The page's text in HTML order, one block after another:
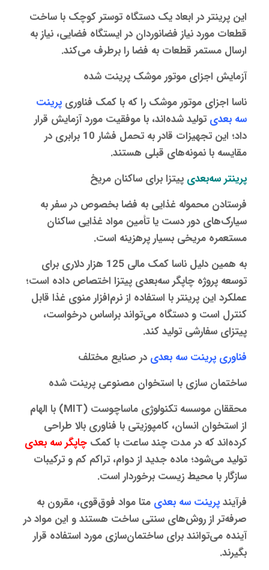
این پرینتر در ابعاد یک دستگاه توستر کوچک با ساخت
قطعات مورد نیاز فضانوردان در ایستگاه فضایی، نیاز به
ارسال مستمر قطعات به فضا را برطرف می‌کند.
آزمایش اجزای موتور موشک پرینت شده
ناسا اجزای موتور موشک را که با کمک فناوری پرینت
سه‌ بعدی تولید شده‌اند، با موفقیت مورد آزمایش قرار
داد؛ این تجهیزات قادر به تحمل فشار 10 برابری در
مقایسه با نمونه‌های قبلی هستند.
پرینتر سه‌بعدی پیتزا برای ساکنان مریخ
فرستادن محموله غذایی به فضا بخصوص در سفر به
سیارک‌های دور دست یا تأمین مواد غذایی ساکنان
مستعمره مریخی بسیار پرهزینه است.
به همین دلیل ناسا کمک مالی 125 هزار دلاری برای
توسعه پروژه چاپگر سه‌بعدی پیتزا اختصاص داده است؛
عملکرد این پرینتر با استفاده از نرم‌افزار منوی غذا قابل
کنترل است و دستگاه می‌تواند براساس درخواست،
پیتزای سفارشی تولید کند.
فناوری پرینت سه‌ بعدی در صنایع مختلف
ساختمان‌ سازی با استخوان‌ مصنوعی پرینت شده
محققان موسسه تکنولوژی ماساچوست (MIT) با الهام
از استخوان انسان، کامپوزیتی با فناوری بالا طراحی
کرده‌اند که در مدت چند ساعت با کمک چاپگر سه‌ بعدی
تولید می‌شود؛ ماده جدید از دوام، تراکم کم و ترکیبات
سازگار با محیط زیست برخوردار است.
فرآیندپرینت سه‌ بعدی متا مواد فوق‌قوی، مقرون به
صرفه‌تر از روش‌های سنتی ساخت هستند و این مواد در
آینده می‌توانند برای ساختمان‌سازی مورد استفاده قرار
بگیرند.